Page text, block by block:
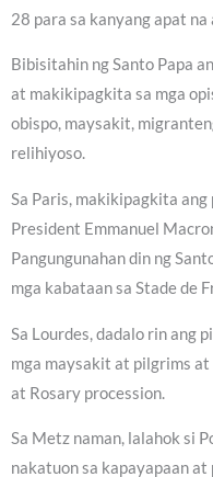
28 para sa kanyang apat
Bibisitahin ng Santo Papa
at makikipagkita sa mga
obispo, maysakit,
relihiyoso.
Sa Paris, makikipagkita
President Emmanuel
Pangungunahan din ng
mga kabataan sa Stade de
Sa Lourdes, dadalo rin ang
mga maysakit at pilgrims at
at Rosary procession.
Sa Metz naman, lalahok si
nakatuon sa kapayapaan